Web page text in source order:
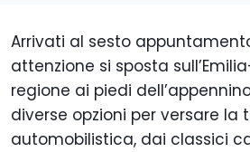
Arrivati al sesto
attenzione si sposta
regione ai piedi
diverse opzioni per versare la
automobilistica, dai classici